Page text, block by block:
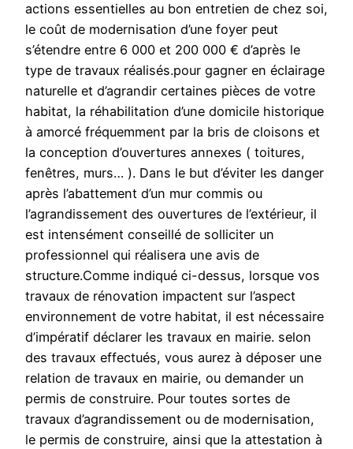
actions essentielles au bon entretien de chez soi,
le coût de modernisation d’une foyer peut
s’étendre entre 6 000 et 200 000 € d’après le
type de travaux réalisés.pour gagner en éclairage
naturelle et d’agrandir certaines pièces de votre
habitat, la réhabilitation d’une domicile historique
à amorcé fréquemment par la bris de cloisons et
la conception d’ouvertures annexes ( toitures,
fenêtres, murs… ). Dans le but d’éviter les danger
après l’abattement d’un mur commis ou
l’agrandissement des ouvertures de l’extérieur, il
est intensément conseillé de solliciter un
professionnel qui réalisera une avis de
structure.Comme indiqué ci-dessus, lorsque vos
travaux de rénovation impactent sur l’aspect
environnement de votre habitat, il est nécessaire
d’impératif déclarer les travaux en mairie. selon
des travaux effectués, vous aurez à déposer une
relation de travaux en mairie, ou demander un
permis de construire. Pour toutes sortes de
travaux d’agrandissement ou de modernisation,
le permis de construire, ainsi que la attestation à